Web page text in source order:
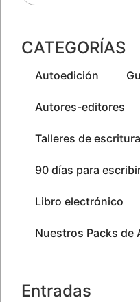
CATEGORÍAS
Autoedición
Autores-editores
Talleres de escritura
90 días para
Libro electrónico
Nuestros Packs de
Entradas